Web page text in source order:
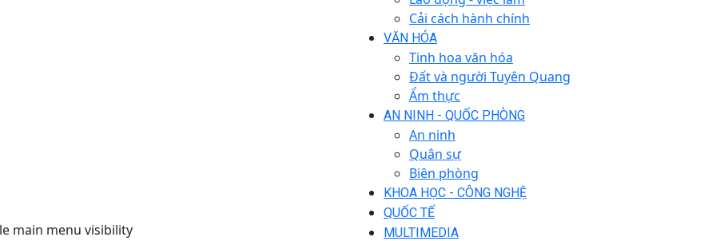
main menu visibility
Cải cách hành chính
VĂN HÓA
Tinh hoa văn hóa
Đất và người Tuyên Quang
Ẩm thực
AN NINH - QUỐC PHÒNG
An ninh
Quân sự
Biên phòng
KHOA HỌC - CÔNG NGHỆ
QUỐC TẾ
MULTIMEDIA